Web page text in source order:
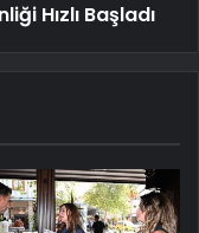
Hızlı Başladı